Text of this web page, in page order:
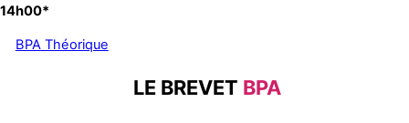
14h00*
BPA Théorique
LE BREVET BPA